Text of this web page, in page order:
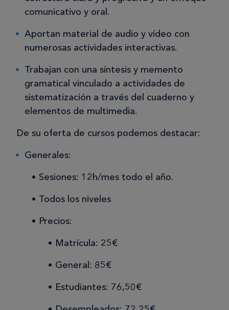
comunicativo y oral.
Aportan material de audio y vídeo con
numerosas actividades interactivas.
Trabajan con una síntesis y memento
gramatical vinculado a actividades de
sistematización a través del cuaderno y
elementos de multimedia.
De su oferta de cursos podemos destacar:
Generales:
Sesiones: 12h/mes todo el año.
Todos los niveles
Precios:
Matrícula: 25€
General: 85€
Estudiantes: 76,50€